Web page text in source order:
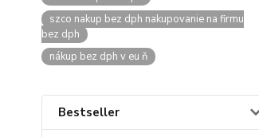
szco nakup bez dph nakupovanie na firmu
bez dph
nákup bez dph v eu ň
Bestseller